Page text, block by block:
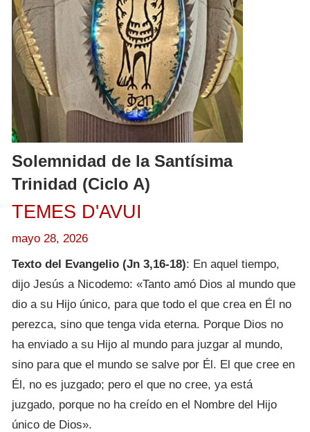
Solemnidad de la Santísima
Trinidad (Ciclo A)
TEMES D'AVUI
mayo 28, 2026
Texto del Evangelio (Jn 3,16-18): En aquel tiempo,
dijo Jesús a Nicodemo: «Tanto amó Dios al mundo que
dio a su Hijo único, para que todo el que crea en Él no
perezca, sino que tenga vida eterna. Porque Dios no
ha enviado a su Hijo al mundo para juzgar al mundo,
sino para que el mundo se salve por Él. El que cree en
Él, no es juzgado; pero el que no cree, ya está
juzgado, porque no ha creído en el Nombre del Hijo
único de Dios».